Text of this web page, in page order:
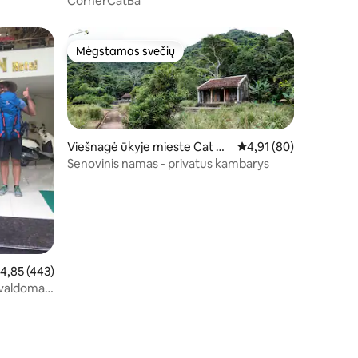
įvertinimas: 4,85 iš 5, atsiliepimų: 443
4,85 (443)
Mėgstamas svečių
Mėgstamas svečių
Viešnagė ūkyje mieste Cat Ba
Island, Cat Hai Special Zone
Vidutinis įvertinimas:
4,91 (80)
Senovinis namas - privatus kambarys